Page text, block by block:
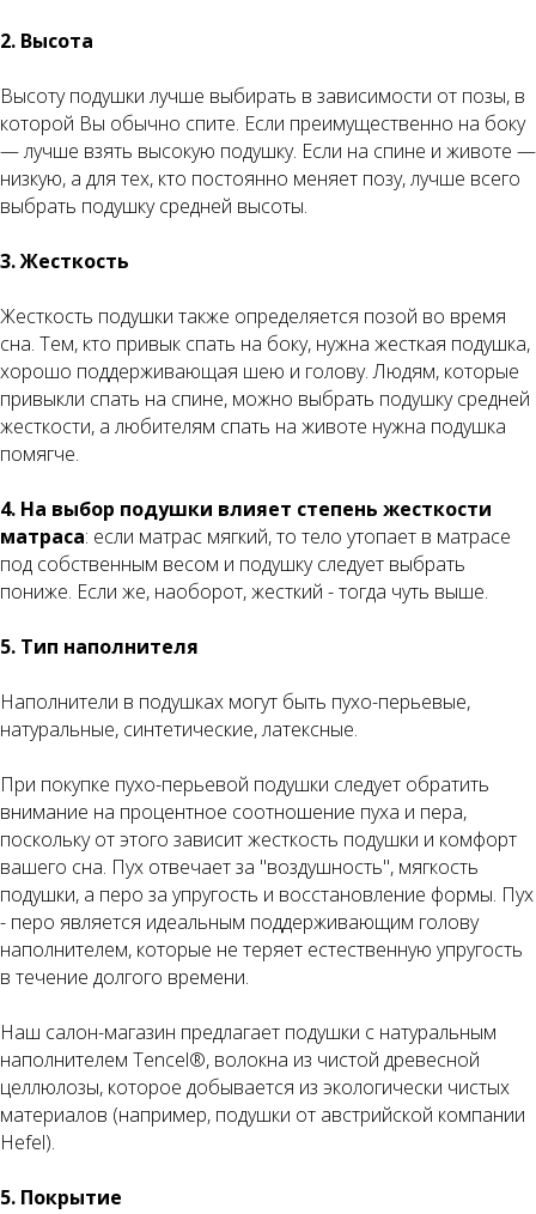
2. Высота
Высоту подушки лучше выбирать в зависимости от позы, в
которой Вы обычно спите. Если преимущественно на боку
— лучше взять высокую подушку. Если на спине и животе —
низкую, а для тех, кто постоянно меняет позу, лучше всего
выбрать подушку средней высоты.
3. Жесткость
Жесткость подушки также определяется позой во время
сна. Тем, кто привык спать на боку, нужна жесткая подушка,
хорошо поддерживающая шею и голову. Людям, которые
привыкли спать на спине, можно выбрать подушку средней
жесткости, а любителям спать на животе нужна подушка
помягче.
4. На выбор подушки влияет степень жесткости
матраса: если матрас мягкий, то тело утопает в матрасе
под собственным весом и подушку следует выбрать
пониже. Если же, наоборот, жесткий - тогда чуть выше.
5. Тип наполнителя
Наполнители в подушках могут быть пухо-перьевые,
натуральные, синтетические, латексные.
При покупке пухо-перьевой подушки следует обратить
внимание на процентное соотношение пуха и пера,
поскольку от этого зависит жесткость подушки и комфорт
вашего сна. Пух отвечает за "воздушность", мягкость
подушки, а перо за упругость и восстановление формы. Пух
- перо является идеальным поддерживающим голову
наполнителем, которые не теряет естественную упругость
в течение долгого времени.
Наш салон-магазин предлагает подушки с натуральным
наполнителем Tencel®, волокна из чистой древесной
целлюлозы, которое добывается из экологически чистых
материалов (например, подушки от австрийской компании
Hefel).
5. Покрытие